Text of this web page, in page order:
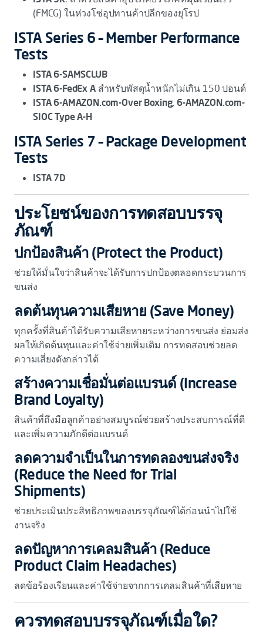
(FMCG) ในห่วงโซ่อุปทานค้าปลีกของยุโรป
ISTA Series 6 – Member Performance
Tests
ISTA 6-SAMSCLUB
ISTA 6-FedEx Aสำหรับพัสดุน้ำหนักไม่เกิน 150 ปอนด์
ISTA 6-AMAZON.com-Over Boxing, 6-AMAZON.com-
SIOC Type A-H
ISTA Series 7 – Package Development
Tests
ISTA 7D
ประโยชน์ของการทดสอบบรรจุ
ภัณฑ์
ปกป้องสินค้า (Protect the Product)
ช่วยให้มั่นใจว่าสินค้าจะได้รับการปกป้องตลอดกระบวนการ
ขนส่ง
ลดต้นทุนความเสียหาย (Save Money)
ทุกครั้งที่สินค้าได้รับความเสียหายระหว่างการขนส่ง ย่อมส่ง
ผลให้เกิดต้นทุนและค่าใช้จ่ายเพิ่มเติม การทดสอบช่วยลด
ความเสี่ยงดังกล่าวได้
สร้างความเชื่อมั่นต่อแบรนด์ (Increase
Brand Loyalty)
สินค้าที่ถึงมือลูกค้าอย่างสมบูรณ์ช่วยสร้างประสบการณ์ที่ดี
และเพิ่มความภักดีต่อแบรนด์
ลดความจำเป็นในการทดลองขนส่งจริง
(Reduce the Need for Trial
Shipments)
ช่วยประเมินประสิทธิภาพของบรรจุภัณฑ์ได้ก่อนนำไปใช้
งานจริง
ลดปัญหาการเคลมสินค้า (Reduce
Product Claim Headaches)
ลดข้อร้องเรียนและค่าใช้จ่ายจากการเคลมสินค้าที่เสียหาย
ควรทดสอบบรรจุภัณฑ์เมื่อใด?